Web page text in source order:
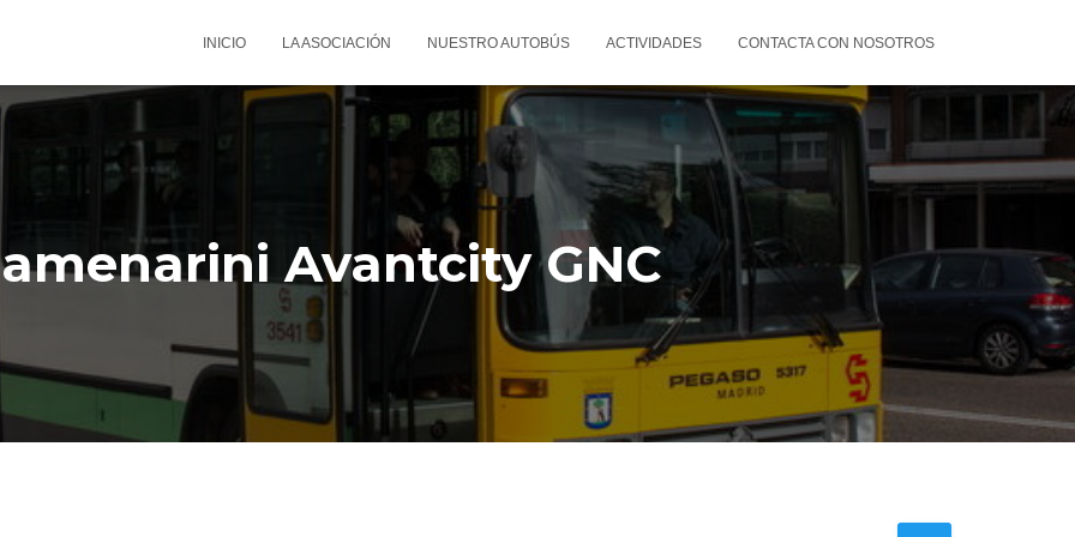
INICIO LA ASOCIACIÓN NUESTRO AUTOBÚS ACTIVIDADES CONTACTA CON NOSOTROS
Avantcity GNC